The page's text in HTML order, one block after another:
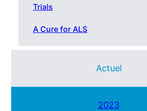
Trials
A Cure for ALS
Actuel
2023